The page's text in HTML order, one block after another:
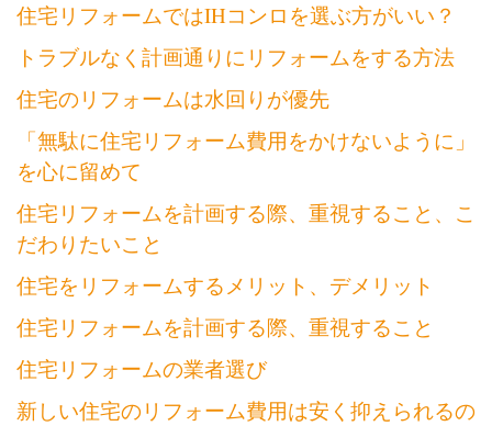
住宅リフォームではIHコンロを選ぶ方がいい？
トラブルなく計画通りにリフォームをする方法
住宅のリフォームは水回りが優先
「無駄に住宅リフォーム費用をかけないように」
を心に留めて
住宅リフォームを計画する際、重視すること、こ
だわりたいこと
住宅をリフォームするメリット、デメリット
住宅リフォームを計画する際、重視すること
住宅リフォームの業者選び
新しい住宅のリフォーム費用は安く抑えられるの